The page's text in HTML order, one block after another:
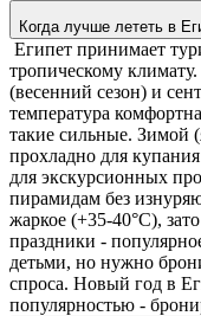
Когда лучше лететь в
Египет принимает
тропическому
(весенний сезон) и
температура
такие сильные. Зимой
прохладно для
для экскурсионных
пирамидам без
жаркое (+35-40°C),
праздники -
детьми, но нужно
спроса. Новый год в
популярностью -